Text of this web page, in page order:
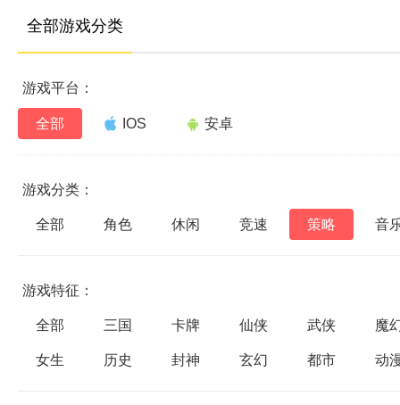
全部游戏分类
游戏平台：
全部 IOS 安卓
游戏分类：
全部 角色 休闲 竞速 策略 音
游戏特征：
全部 三国 卡牌 仙侠 武侠 魔
女生 历史 封神 玄幻 都市 动